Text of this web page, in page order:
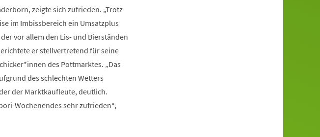
zeigte sich zufrieden. „Trotz
im Imbissbereich ein Umsatzplus
vor allem den Eis- und Bierständen
er stellvertretend für seine
des Pottmarktes. „Das
des schlechten Wetters
der Marktkaufleute, deutlich.
Wochenendes sehr zufrieden“,